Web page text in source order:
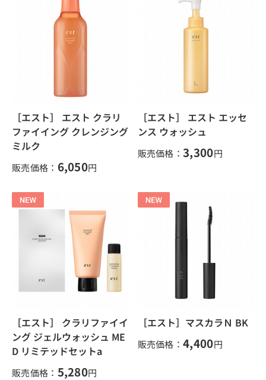
［エスト］ エスト クラリ
ファイイング クレンジング
ミルク
販売価格： 6,050円
［エスト］ エスト エッセ
ンス ウォッシュ
販売価格： 3,300円
［エスト］ クラリファイイ
ング ジェルウォッシュ ME
D リミテッドセットa
販売価格： 5,280円
［エスト］マスカラＮ BK
販売価格： 4,400円